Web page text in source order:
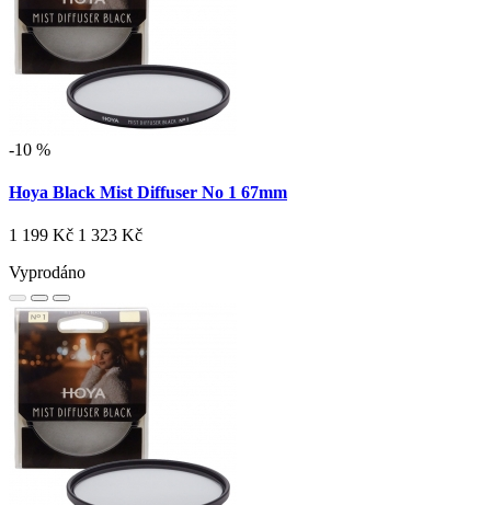
-10 %
Hoya Black Mist Diffuser No 1 67mm
1 199 Kč 1 323 Kč
Vyprodáno